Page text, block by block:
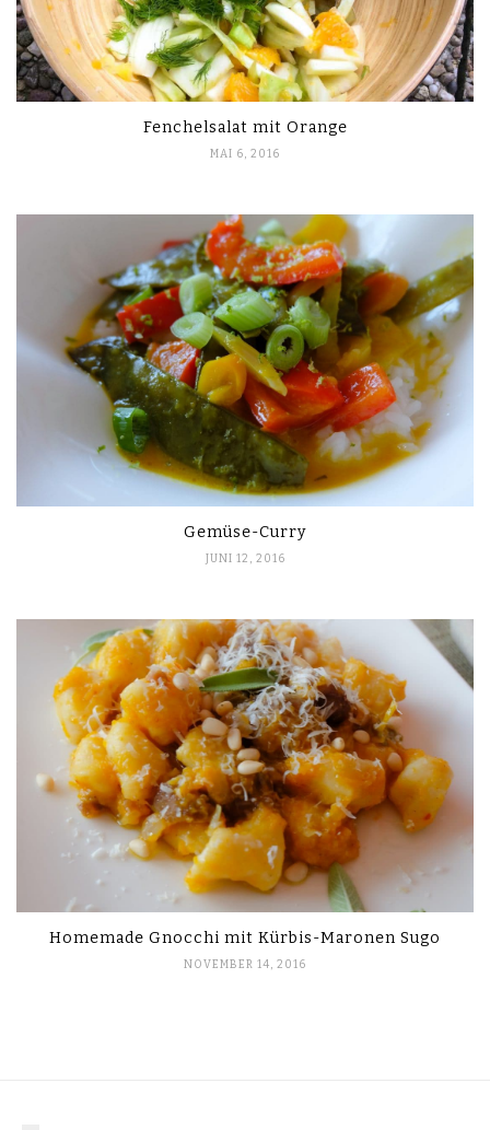
Fenchelsalat mit Orange
MAI 6, 2016
Gemüse-Curry
JUNI 12, 2016
Homemade Gnocchi mit Kürbis-Maronen Sugo
NOVEMBER 14, 2016